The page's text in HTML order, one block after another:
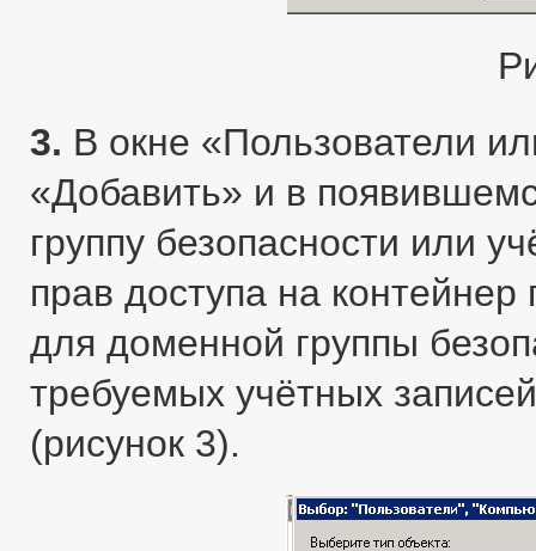
3. В окне «Пользователи
«Добавить» и в
группу безопасности или
прав доступа на
для доменной группы
требуемых учётных
(рисунок 3).